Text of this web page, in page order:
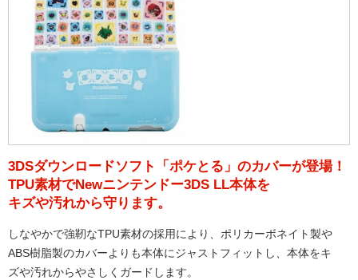
3DSダウンロードソフト「ポケとる」のカバーが登場！
TPU素材でNewニンテンドー3DS LL本体を
キズや汚れから守ります。
しなやかで強靭なTPU素材の採用により、ポリカーボネイト製や
ABS樹脂製のカバーよりも本体にジャストフィットし、本体をキ
ズや汚れからやさしくガードします。